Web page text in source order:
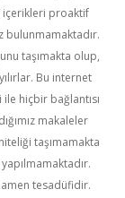
içerikleri proaktif
bulunmamaktadır.
taşımakta olup,
Bu internet
hiçbir bağlantısı
makaleler
taşımamakta
tesadüfidir.